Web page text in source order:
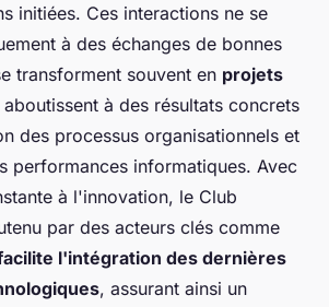
initiées. Ces interactions ne se
à des échanges de bonnes
transforment souvent en projets
à des résultats concrets
des processus organisationnels et
performances informatiques. Avec
à l'innovation, le Club
par des acteurs clés comme
l'intégration des dernières
, assurant ainsi un